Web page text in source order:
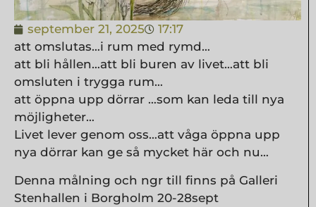
september 21, 2025
17:17
att omslutas…i rum med rymd…
att bli hållen…att bli buren av livet…att bli
omsluten i trygga rum…
att öppna upp dörrar …som kan leda till nya
möjligheter…
Livet lever genom oss…att våga öppna upp
nya dörrar kan ge så mycket här och nu…
Denna målning och ngr till finns på Galleri
Stenhallen i Borgholm 20-28sept